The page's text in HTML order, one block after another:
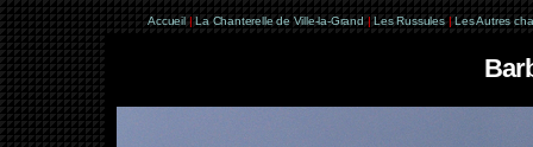
Accueil | La Chanterelle de Ville-la-Grand | Les Russules | Les Autres